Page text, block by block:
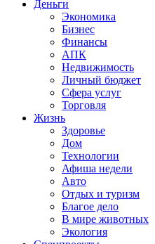
Деньги
Экономика
Бизнес
Финансы
АПК
Недвижимость
Личный бюджет
Сфера услуг
Торговля
Жизнь
Здоровье
Дом
Технологии
Афиша недели
Авто
Отдых и туризм
Благое дело
В мире животных
Экология